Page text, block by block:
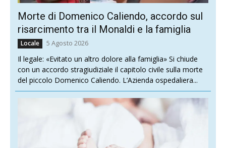
Morte di Domenico Caliendo, accordo sul
risarcimento tra il Monaldi e la famiglia
Locale 5 Agosto 2026
Il legale: «Evitato un altro dolore alla famiglia» Si chiude
con un accordo stragiudiziale il capitolo civile sulla morte
del piccolo Domenico Caliendo. L’Azienda ospedaliera...